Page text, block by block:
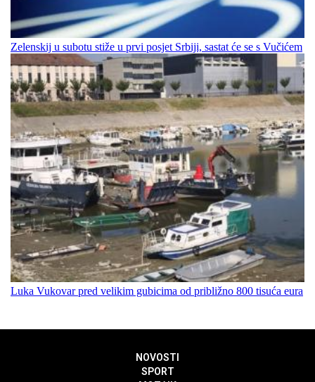
Zelenskij u subotu stiže u prvi posjet Srbiji, sastat će se s Vučićem
Luka Vukovar pred velikim gubicima od približno 800 tisuća eura
NOVOSTI
SPORT